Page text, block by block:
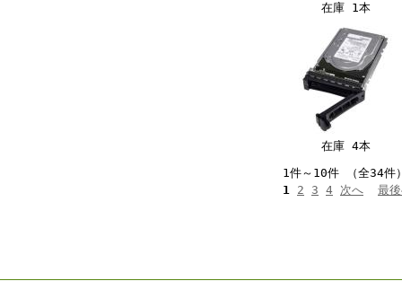
在庫 1本
在庫 4本
1件～10件 （全34
1 2 3 4 次へ 最